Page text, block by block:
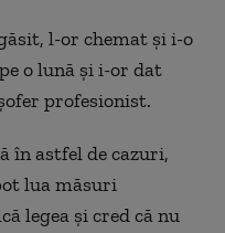
l-or chemat și i-o
o lună și i-or dat
profesionist.
în astfel de cazuri,
lua măsuri
legea și cred că nu